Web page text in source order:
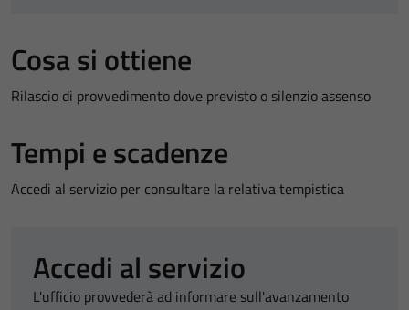
Cosa si ottiene
Rilascio di provvedimento dove previsto o silenzio assenso
Tempi e scadenze
Accedi al servizio per consultare la relativa tempistica
Accedi al servizio
L'ufficio provvederà ad informare sull'avanzamento